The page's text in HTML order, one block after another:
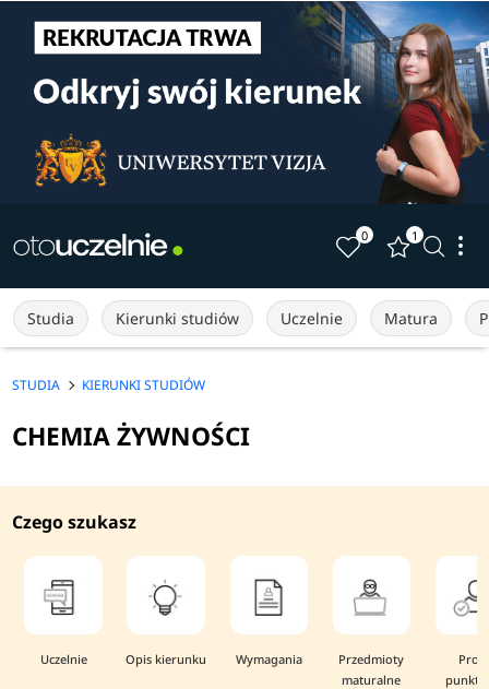
0 1
Studia Kierunki studiów Uczelnie Matura
STUDIA KIERUNKI STUDIÓW
CHEMIA ŻYWNOŚCI
Czego szukasz
Uczelnie Opis kierunku Wymagania
Przedmioty
maturalne